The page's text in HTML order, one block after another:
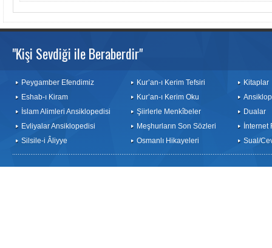
"Kişi Sevdiği ile Beraberdir"
Peygamber Efendimiz
Eshab-ı Kiram
İslam Alimleri Ansiklopedisi
Evliyalar Ansiklopedisi
Silsile-i Âliyye
Kur’an-ı Kerim Tefsiri
Kur’an-ı Kerim Oku
Şiirlerle Menkîbeler
Meşhurların Son Sözleri
Osmanlı Hikayeleri
Kitaplar
Dualar
İnternet
Sual/